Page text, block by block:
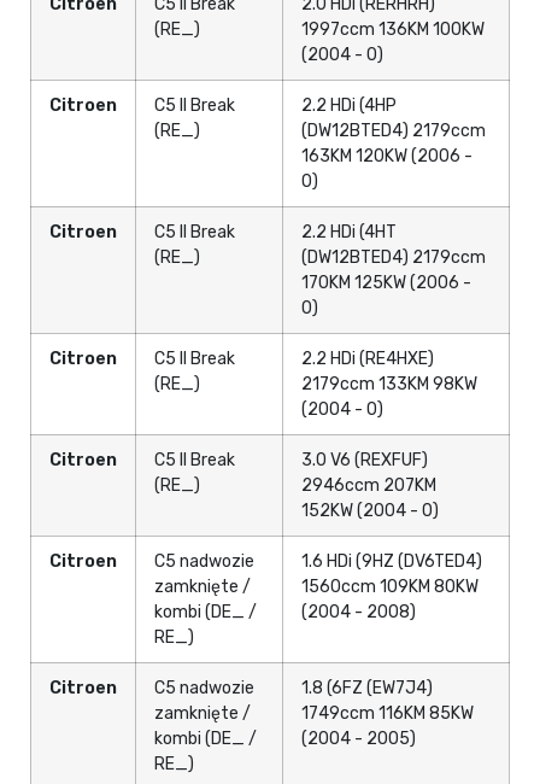
Citroen
C5 II Break
(RE_)
2.0 HDi (RERHRH)
1997ccm 136KM 100KW
(2004 - 0)
Citroen
C5 II Break
(RE_)
2.2 HDi (4HP
(DW12BTED4) 2179ccm
163KM 120KW (2006 -
0)
Citroen
C5 II Break
(RE_)
2.2 HDi (4HT
(DW12BTED4) 2179ccm
170KM 125KW (2006 -
0)
Citroen
C5 II Break
(RE_)
2.2 HDi (RE4HXE)
2179ccm 133KM 98KW
(2004 - 0)
Citroen
C5 II Break
(RE_)
3.0 V6 (REXFUF)
2946ccm 207KM
152KW (2004 - 0)
Citroen
C5 nadwozie
zamknięte /
kombi (DE_ /
RE_)
1.6 HDi (9HZ (DV6TED4)
1560ccm 109KM 80KW
(2004 - 2008)
Citroen
C5 nadwozie
zamknięte /
kombi (DE_ /
RE_)
1.8 (6FZ (EW7J4)
1749ccm 116KM 85KW
(2004 - 2005)